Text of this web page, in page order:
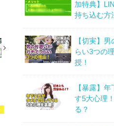
加特典】
持ち込む方
【切実】
らい3つの
授！
【暴露】
す5大心理
る？